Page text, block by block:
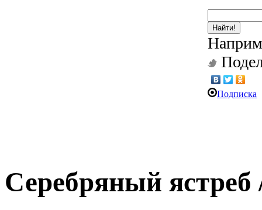
Найти!
Подписка
Серебряный ястреб